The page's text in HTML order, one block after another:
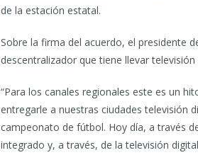
de la estación estatal.
Sobre la firma del acuerdo, el presidente
descentralizador que tiene llevar
“Para los canales regionales este es un
entregarle a nuestras ciudades televisión
campeonato de fútbol. Hoy día, a través
integrado y, a través, de la televisión